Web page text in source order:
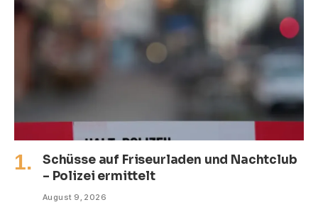
Schüsse auf Friseurladen und Nachtclub
– Polizei ermittelt
August 9, 2026